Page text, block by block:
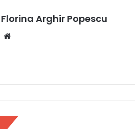
Florina Arghir Popescu